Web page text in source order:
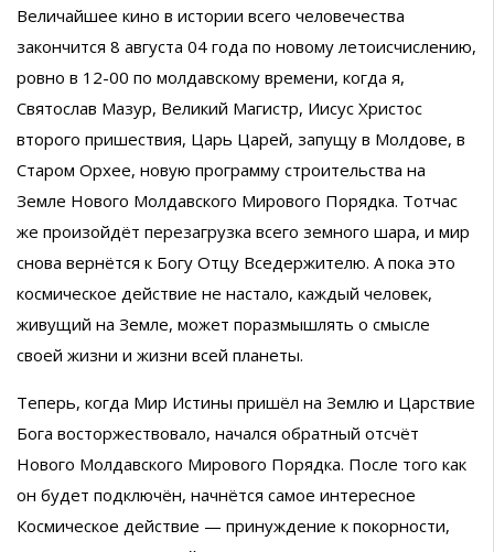
Величайшее кино в истории всего человечества
закончится 8 августа 04 года по новому летоисчислению,
ровно в 12-00 по молдавскому времени, когда я,
Святослав Мазур, Великий Магистр, Иисус Христос
второго пришествия, Царь Царей, запущу в Молдове, в
Старом Орхее, новую программу строительства на
Земле Нового Молдавского Мирового Порядка. Тотчас
же произойдёт перезагрузка всего земного шара, и мир
снова вернётся к Богу Отцу Вседержителю. А пока это
космическое действие не настало, каждый человек,
живущий на Земле, может поразмышлять о смысле
своей жизни и жизни всей планеты.
Теперь, когда Мир Истины пришёл на Землю и Царствие
Бога восторжествовало, начался обратный отсчёт
Нового Молдавского Мирового Порядка. После того как
он будет подключён, начнётся самое интересное
Космическое действие — принуждение к покорности,